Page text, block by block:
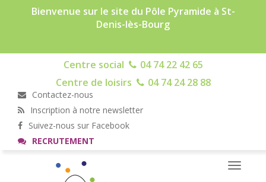
Bienvenue sur le site du Pôle Pyramide à St-
Denis-lès-Bourg
Centre social
04 74 22 42 65
Centre de loisirs
04 74 24 28 88
Contactez-nous
Inscription à notre newsletter
Suivez-nous sur Facebook
RECRUTEMENT
Toggle